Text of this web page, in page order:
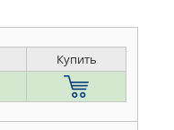
Купить